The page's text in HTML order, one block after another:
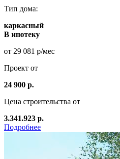
Тип дома:
каркасный
В ипотеку
от 29 081 р/мес
Проект от
24 900 р.
Цена строительства от
3.341.923 р.
Подробнее